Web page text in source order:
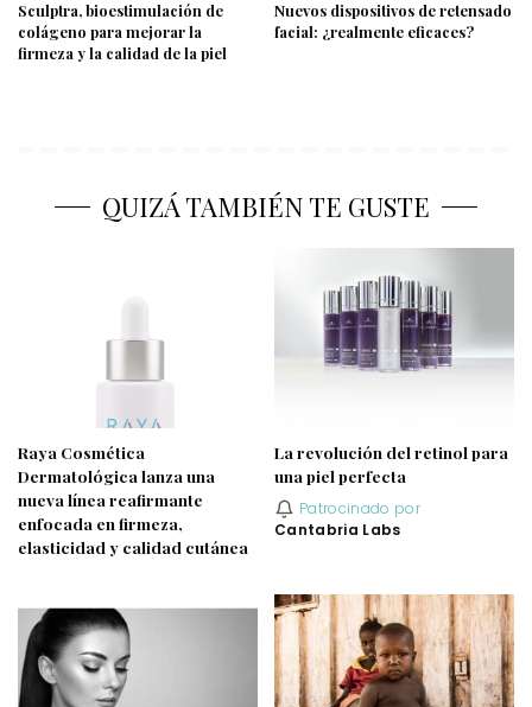
Sculptra, bioestimulación de
colágeno para mejorar la
firmeza y la calidad de la piel
Nuevos dispositivos de retensado
facial: ¿realmente eficaces?
QUIZÁ TAMBIÉN TE GUSTE
Raya Cosmética
Dermatológica lanza una
nueva línea reafirmante
enfocada en firmeza,
elasticidad y calidad cutánea
La revolución del retinol para
una piel perfecta
Patrocinado por
Cantabria Labs